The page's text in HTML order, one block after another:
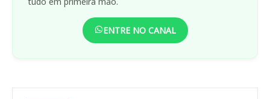
ENTRE NO CANAL